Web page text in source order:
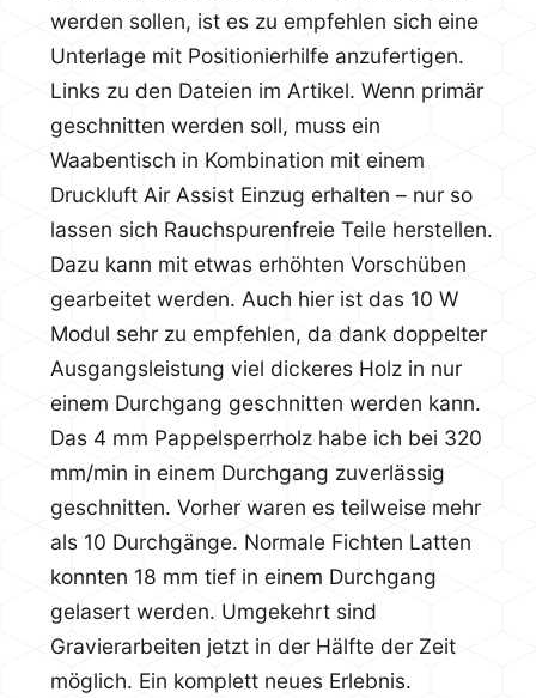
werden sollen, ist es zu empfehlen sich eine
Unterlage mit Positionierhilfe anzufertigen.
Links zu den Dateien im Artikel. Wenn primär
geschnitten werden soll, muss ein
Waabentisch in Kombination mit einem
Druckluft Air Assist Einzug erhalten – nur so
lassen sich Rauchspurenfreie Teile herstellen.
Dazu kann mit etwas erhöhten Vorschüben
gearbeitet werden. Auch hier ist das 10 W
Modul sehr zu empfehlen, da dank doppelter
Ausgangsleistung viel dickeres Holz in nur
einem Durchgang geschnitten werden kann.
Das 4 mm Pappelsperrholz habe ich bei 320
mm/min in einem Durchgang zuverlässig
geschnitten. Vorher waren es teilweise mehr
als 10 Durchgänge. Normale Fichten Latten
konnten 18 mm tief in einem Durchgang
gelasert werden. Umgekehrt sind
Gravierarbeiten jetzt in der Hälfte der Zeit
möglich. Ein komplett neues Erlebnis.